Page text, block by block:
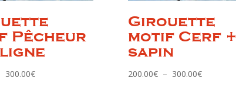
Pêcheur
300.00€Plage
Girouette
motif Cerf +
sapin
200.00€ – 300.00€Plage